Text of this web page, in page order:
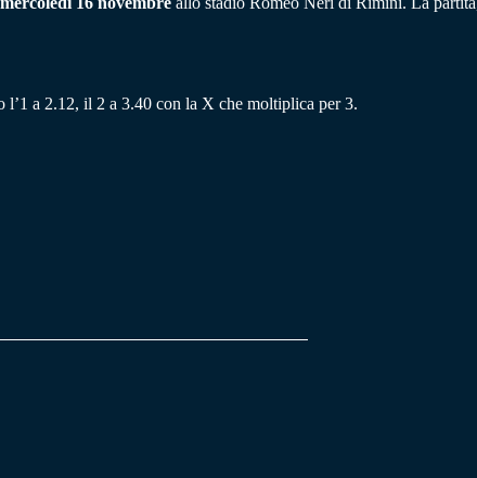
a 2.12, il 2 a 3.40 con la X che moltiplica per 3.